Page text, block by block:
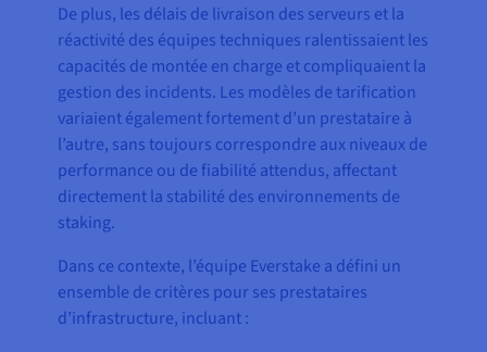
De plus, les délais de livraison des serveurs et la
réactivité des équipes techniques ralentissaient les
capacités de montée en charge et compliquaient la
gestion des incidents. Les modèles de tarification
variaient également fortement d’un prestataire à
l’autre, sans toujours correspondre aux niveaux de
performance ou de fiabilité attendus, affectant
directement la stabilité des environnements de
staking.
Dans ce contexte, l’équipe Everstake a défini un
ensemble de critères pour ses prestataires
d’infrastructure, incluant :